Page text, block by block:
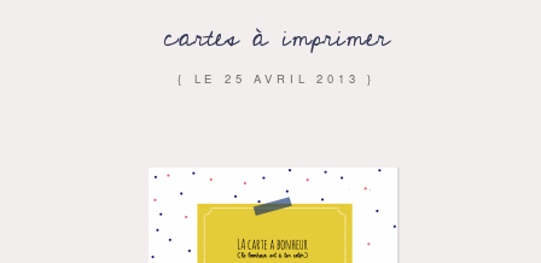
cartes à imprimer
{ LE 25 AVRIL 2013 }